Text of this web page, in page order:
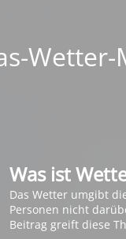
Was ist
Das Wetter umgibt
Personen nicht
Beitrag greift diese